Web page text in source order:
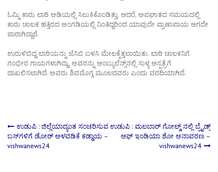
ಓಮ್ನಿ ಕಾರು ಲಾರಿ ಅಡಿಯಲ್ಲಿ ಸಿಲುಕಿಕೊಂಡಿತ್ತು. ಆದರೆ, ಅಪಘಾತದ ಸಮಯದಲ್ಲಿ
ಕಾರು ಚಾಲಕ ಹತ್ತಿರದ ಅಂಗಡಿಯಲ್ಲಿ ನಿಂತಿದ್ದರಿಂದ ಯಾವುದೇ ಪ್ರಾಣಾಪಾಯ ಆಗದೇ
ಪಾರಾಗಿದ್ದಾರೆ.
ಉರುಳಿಬಿದ್ದ ಲಾರಿಯನ್ನು ಜೆಸಿಬಿ ಬಳಸಿ ಮೇಲಕ್ಕೆತ್ತಲಾಯಿತು. ಲಾರಿ ಚಾಲಕನಿಗೆ
ಗಂಭೀರ ಗಾಯಗಳಾಗಿದ್ದು, ಅವರನ್ನು ಆಂಬ್ಯುಲೆನ್ಸ್‌ನಲ್ಲಿ ಸುಳ್ಯ ಆಸ್ಪತ್ರೆಗೆ
ದಾಖಲಿಸಲಾಗಿದೆ. ಅವರು ಶಿವಮೊಗ್ಗ ಮೂಲದವರು ಎಂದು ವರದಿಯಾಗಿದೆ.
Post
navigation
ಉಡುಪಿ : ಜಿಲ್ಲೆಯಾದ್ಯಂತ ಸಂಚರಿಸುವ
ಬಸ್‌ಗಳಿಗೆ ಡೋರ್ ಅಳವಡಿಕೆ ಕಡ್ಡಾಯ –
vishwanews24
ಉಡುಪಿ : ಮಲಬಾರ್ ಗೋಲ್ಡ್ ನಲ್ಲಿ ಬ್ರೈಡ್ಸ್
ಆಫ್ ಇಂಡಿಯಾ ಶೋ ಅನಾವರಣ –
vishwanews24